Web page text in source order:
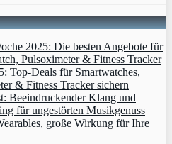
2025: Die besten Angebote für
Pulsoximeter & Fitness Tracker
Top-Deals für Smartwatches,
& Fitness Tracker sichern
Beeindruckender Klang und
für ungestörten Musikgenuss
große Wirkung für Ihre